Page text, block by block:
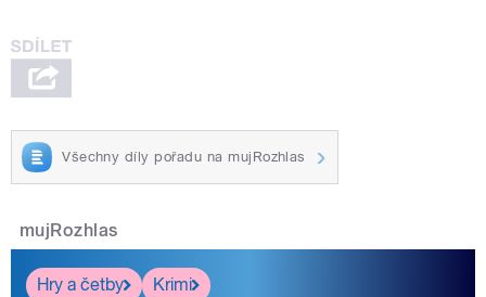
Všechny díly pořadu na mujRozhlas
mujRozhlas
Hry a četby
Krimi